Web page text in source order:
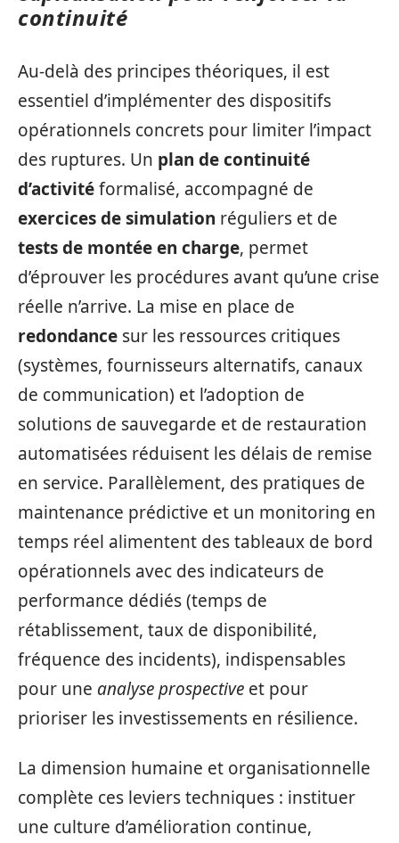
continuité
Au-delà des principes théoriques, il est
essentiel d’implémenter des dispositifs
opérationnels concrets pour limiter l’impact
des ruptures. Un plan de continuité
d’activitéformalisé, accompagné de
exercices de simulation réguliers et de
tests de montée en charge, permet
d’éprouver les procédures avant qu’une crise
réelle n’arrive. La mise en place de
redondance sur les ressources critiques
(systèmes, fournisseurs alternatifs, canaux
de communication) et l’adoption de
solutions de sauvegarde et de restauration
automatisées réduisent les délais de remise
en service. Parallèlement, des pratiques de
maintenance prédictive et un monitoring en
temps réel alimentent des tableaux de bord
opérationnels avec des indicateurs de
performance dédiés (temps de
rétablissement, taux de disponibilité,
fréquence des incidents), indispensables
pour une analyse prospective et pour
prioriser les investissements en résilience.
La dimension humaine et organisationnelle
complète ces leviers techniques : instituer
une culture d’amélioration continue,